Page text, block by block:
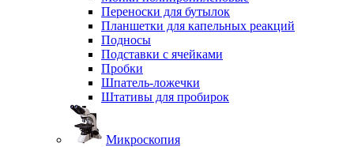
Переноски для бутылок
Планшетки для капельных реакций
Подносы
Подставки с ячейками
Пробки
Шпатель-ложечки
Штативы для пробирок
Микроскопия